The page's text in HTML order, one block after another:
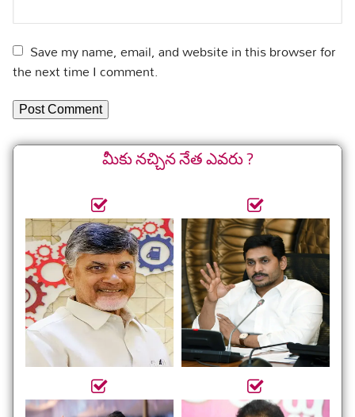
Save my name, email, and website in this browser for
the next time I comment.
మీకు నచ్చిన నేత ఎవరు ?